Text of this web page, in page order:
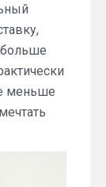
меньше